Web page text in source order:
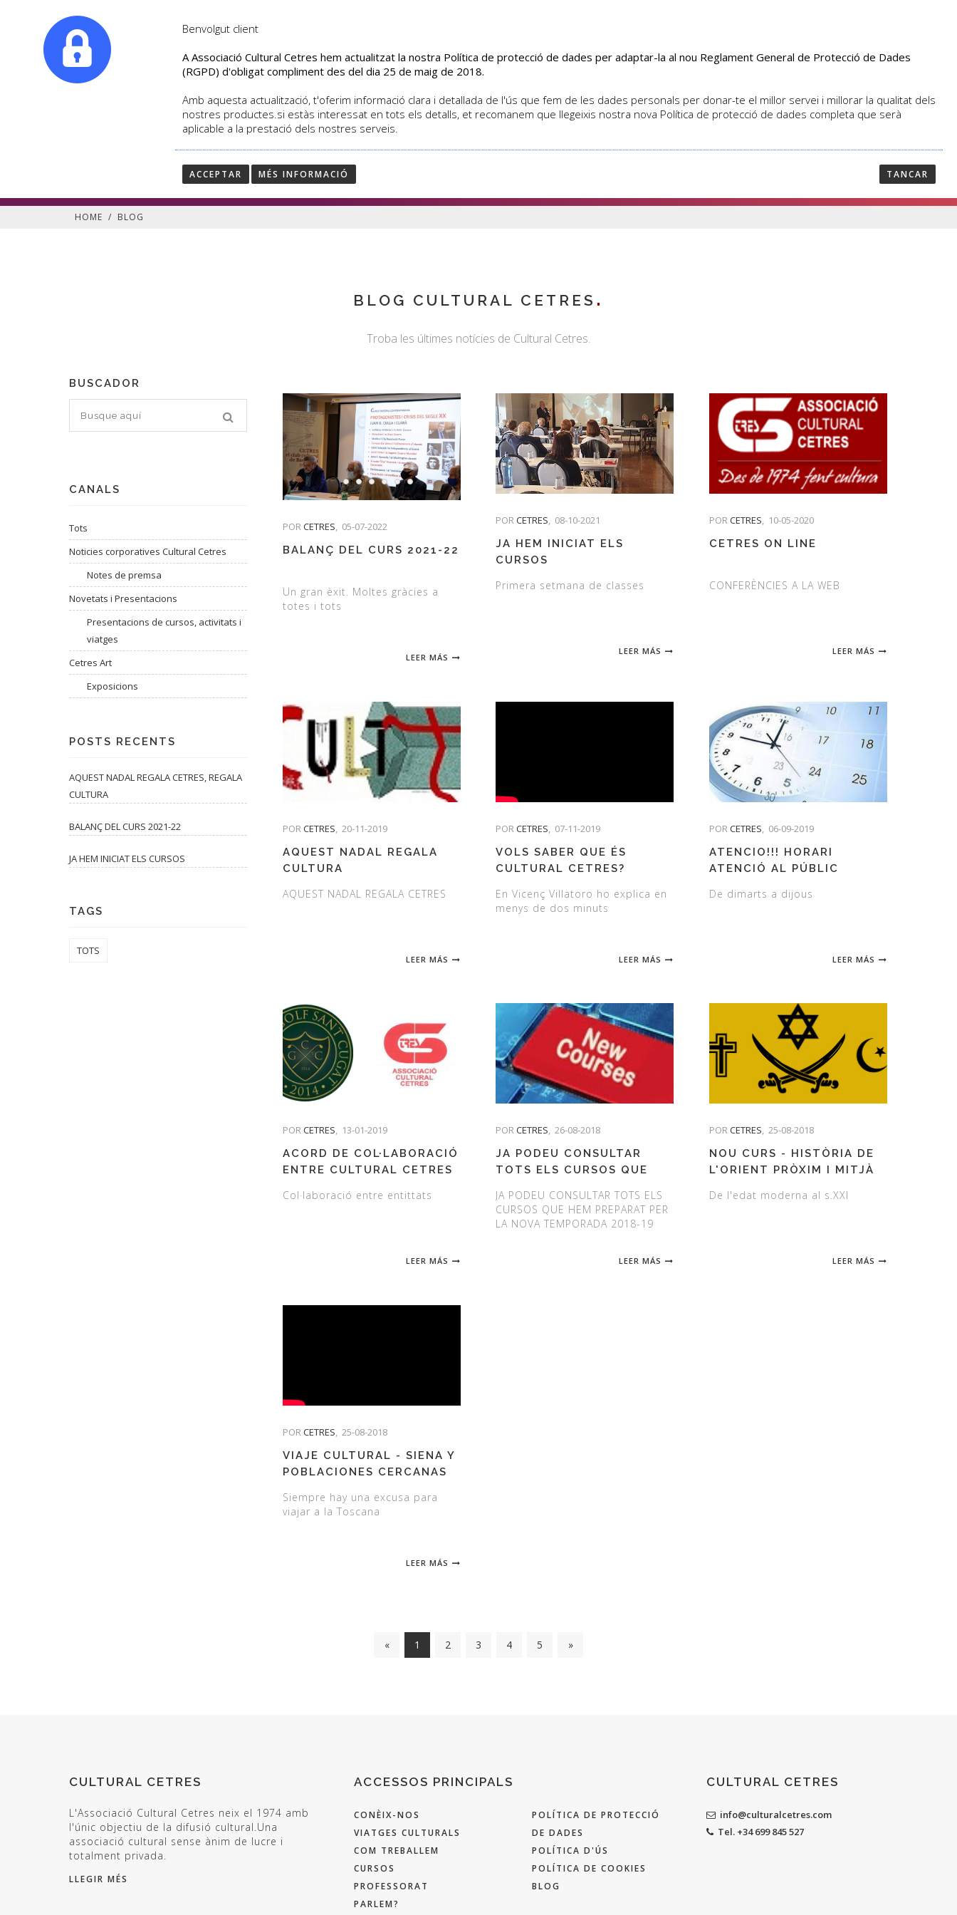
EL CENTRE CURSOS ACTIVITATS ASSOCIATS PROFESSORAT NOTICIES CONTACTAR
Segueix les últimes notícies
Blog de Cultural Cetres
HOME / BLOG
BLOG CULTURAL CETRES
Troba les últimes notícies de Cultural Cetres.
BUSCADOR
CANALS
Tots
Noticies corporatives Cultural Cetres
Notes de premsa
Novetats i Presentacions
Presentacions de cursos, activitats i
viatges
Cetres Art
Exposicions
POSTS RECENTS
AQUEST NADAL REGALA CETRES, REGALA
CULTURA
BALANÇ DEL CURS 2021-22
JA HEM INICIAT ELS CURSOS
TAGS
TOTS
PORCETRES, 05-07-2022
BALANÇ DEL CURS 2021-22
Un gran èxit. Moltes gràcies a
totes i tots
LEER MÁS
PORCETRES, 08-10-2021
JA HEM INICIAT ELS
CURSOS
Primera setmana de classes
LEER MÁS
PORCETRES, 10-05-2020
CETRES ON LINE
CONFERÈNCIES A LA WEB
LEER MÁS
PORCETRES, 20-11-2019
AQUEST NADAL REGALA
CULTURA
AQUEST NADAL REGALA CETRES
LEER MÁS
PORCETRES, 07-11-2019
VOLS SABER QUE ÉS
CULTURAL CETRES?
En Vicenç Villatoro ho explica en
menys de dos minuts
LEER MÁS
PORCETRES, 06-09-2019
ATENCIO!!! HORARI
ATENCIÓ AL PÚBLIC
De dimarts a dijous
LEER MÁS
PORCETRES, 13-01-2019
ACORD DE COL·LABORACIÓ
ENTRE CULTURAL CETRES
SANT CUGAT
Col·laboració entre entittats
LEER MÁS
PORCETRES, 26-08-2018
JA PODEU CONSULTAR
TOTS ELS CURSOS QUE
NOVA TEMPORADA 2018-19
JA PODEU CONSULTAR TOTS ELS
CURSOS QUE HEM PREPARAT PER
LA NOVA TEMPORADA 2018-19
LEER MÁS
PORCETRES, 25-08-2018
NOU CURS - HISTÒRIA DE
L'ORIENT PRÒXIM I MITJÀ
De l'edat moderna al s.XXI
LEER MÁS
PORCETRES, 25-08-2018
VIAJE CULTURAL - SIENA Y
POBLACIONES CERCANAS
Siempre hay una excusa para
viajar a la Toscana
LEER MÁS
« 1 2 3 4 5 »
CULTURAL CETRES
L'Associació Cultural Cetres neix el 1974 amb
l'únic objectiu de la difusió cultural.Una
associació cultural sense ànim de lucre i
totalment privada.
LLEGIR MÉS
ACCESSOS PRINCIPALS
CONÈIX-NOS
VIATGES CULTURALS
COM TREBALLEM
CURSOS
PROFESSORAT
PARLEM?
POLÍTICA DE PROTECCIÓ
DE DADES
POLÍTICA D'ÚS
POLÍTICA DE COOKIES
BLOG
CULTURAL CETRES
info@culturalcetres.com
Tel. +34 699 845 527
Benvolgut client
A Associació Cultural Cetres hem actualitzat la nostra Política de protecció de dades per adaptar-la al nou Reglament General de Protecció de Dades
(RGPD) d'obligat compliment des del dia 25 de maig de 2018.
Amb aquesta actualització, t'oferim informació clara i detallada de l'ús que fem de les dades personals per donar-te el millor servei i millorar la qualitat dels
nostres productes.si estàs interessat en tots els detalls, et recomanem que llegeixis nostra nova Política de protecció de dades completa que serà
aplicable a la prestació dels nostres serveis.
ACCEPTAR MÉS INFORMACIÓ TANCAR